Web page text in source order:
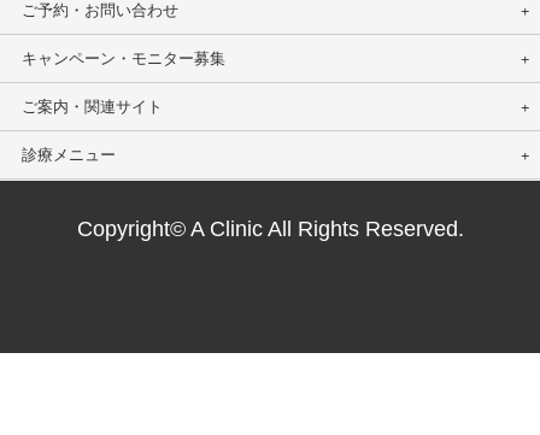
ご予約・お問い合わせ
キャンペーン・モニター募集
ご案内・関連サイト
診療メニュー
Copyright© A Clinic All Rights Reserved.